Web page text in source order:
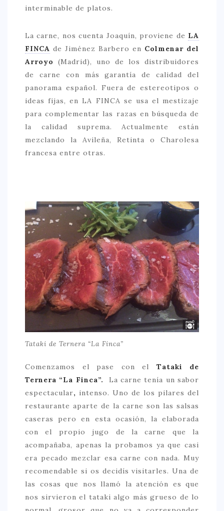
interminable de platos.
La carne, nos cuenta Joaquín, proviene de LA
FINCA de Jiménez Barbero en Colmenar del
Arroyo (Madrid), uno de los distribuidores
de carne con más garantía de calidad del
panorama español. Fuera de estereotipos o
ideas fijas, en LA FINCA se usa el mestizaje
para complementar las razas en búsqueda de
la calidad suprema. Actualmente están
mezclando la Avileña, Retinta o Charolesa
francesa entre otras.
Tataki de Ternera “La Finca”
Comenzamos el pase con el Tataki de
Ternera “La Finca”. La carne tenía un sabor
espectacular, intenso. Uno de los pilares del
restaurante aparte de la carne son las salsas
caseras pero en esta ocasión, la elaborada
con el propio jugo de la carne que la
acompañaba, apenas la probamos ya que casi
era pecado mezclar esa carne con nada. Muy
recomendable si os decidís visitarles. Una de
las cosas que nos llamó la atención es que
nos sirvieron el tataki algo más grueso de lo